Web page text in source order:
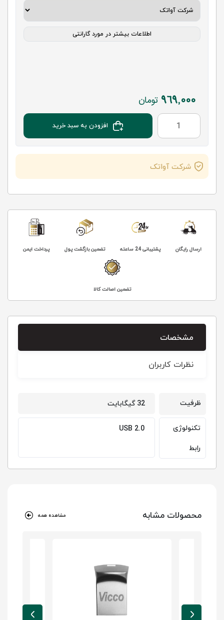
اطلاعات بیشتر در مورد گارانتی
969,000 تومان
افزودن به سبد خرید
شرکت آواتک
ارسال رایگان پشتیبانی 24 ساعته تضمین بازگشت پول پرداخت ایمن
تضمین اصالت کالا
مشخصات
نظرات کاربران
ظرفیت
32 گیگابایت
تکنولوژی
رابط
USB 2.0
محصولات مشابه مشاهده همه